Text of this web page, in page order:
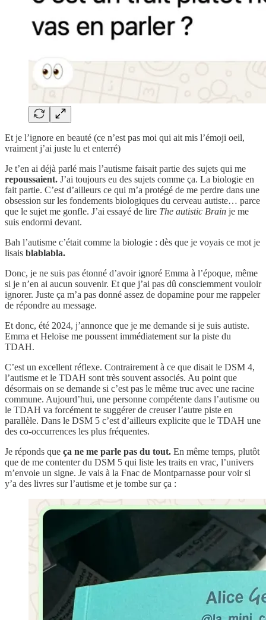
Et je l’ignore en beauté (ce n’est pas moi qui ait mis l’émoji oeil,
vraiment j’ai juste lu et enterré)
Je t’en ai déjà parlé mais l’autisme faisait partie des sujets qui me
repoussaient. J’ai toujours eu des sujets comme ça. La biologie en
fait partie. C’est d’ailleurs ce qui m’a protégé de me perdre dans une
obsession sur les fondements biologiques du cerveau autiste… parce
que le sujet me gonfle. J’ai essayé de lire The autistic Brain je me
suis endormi devant.
Bah l’autisme c’était comme la biologie : dès que je voyais ce mot je
lisais blablabla.
Donc, je ne suis pas étonné d’avoir ignoré Emma à l’époque, même
si je n’en ai aucun souvenir. Et que j’ai pas dû consciemment vouloir
ignorer. Juste ça m’a pas donné assez de dopamine pour me rappeler
de répondre au message.
Et donc, été 2024, j’annonce que je me demande si je suis autiste.
Emma et Heloïse me poussent immédiatement sur la piste du
TDAH.
C’est un excellent réflexe. Contrairement à ce que disait le DSM 4,
l’autisme et le TDAH sont très souvent associés. Au point que
désormais on se demande si c’est pas le même truc avec une racine
commune. Aujourd’hui, une personne compétente dans l’autisme ou
le TDAH va forcément te suggérer de creuser l’autre piste en
parallèle. Dans le DSM 5 c’est d’ailleurs explicite que le TDAH une
des co-occurrences les plus fréquentes.
Je réponds que ça ne me parle pas du tout. En même temps, plutôt
que de me contenter du DSM 5 qui liste les traits en vrac, l’univers
m’envoie un signe. Je vais à la Fnac de Montparnasse pour voir si
y’a des livres sur l’autisme et je tombe sur ça :